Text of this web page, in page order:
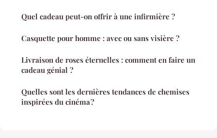
Quel cadeau peut-on offrir à une infirmière ?
Casquette pour homme : avec ou sans visière ?
Livraison de roses éternelles : comment en faire un
cadeau génial ?
Quelles sont les dernières tendances de chemises
inspirées du cinéma ?